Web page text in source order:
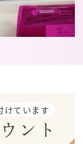
けています
ント